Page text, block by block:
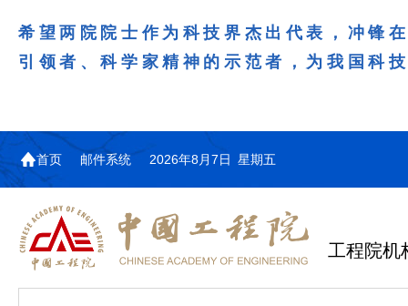
希望两院院士作为科技界杰出代表，冲锋
引领者、科学家精神的示范者，为我国科
首页 邮件系统 2026年8月7日 星期五
工程院机